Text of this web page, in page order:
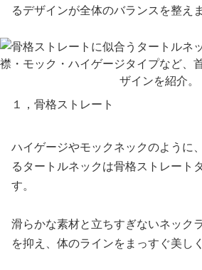
るデザインが全体のバランスを整えま
１，骨格ストレート
ハイゲージやモックネックのように
るタートルネックは骨格ストレート
す。
滑らかな素材と立ちすぎないネック
を抑え、体のラインをまっすぐ美し